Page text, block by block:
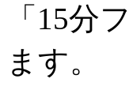
「15分
ます。